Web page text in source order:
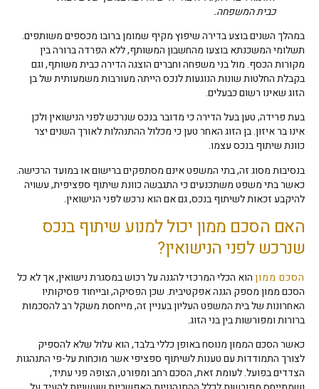
כבית המשפחה.
במהלך השנים בוצע בדירה שיפוץ מקיף שמומן ברובו מכספים משותפים.
תשלומי המשכנתא בוצעו מהחשבון המשותף, ללא הפרדה ברורה בין
מקורות הכסף. מול בני משפחה וחברים הוצגה הדירה כבית משותף, וגם
בקבלת החלטות שונות הנוגעות לנכס הייתה מעורבות משמעותית של בן
הזוג שאינו רשום כבעלים.
בעת פרידה, טען בעל הדירה כי מדובר בנכס שנרכש לפני הנישואין ולכן
אינו בר איזון. בן הזוג האחר טען כי מכלול ההתנהלות לאורך השנים יצר
כוונת שיתוף בנכס עצמו.
בנסיבות מסוג זה, בתי המשפט אינם מסתפקים ברישום או במועד הרכישה.
כאשר בתי משפט משתכנעים כי התגבשה כוונת שיתוף ספציפית, עשויה
להיקבע זכאות לשיתוף בנכס, גם אם הוא נרכש לפני הנישואין.
האם הסכם ממון יכול למנוע שיתוף בנכס
שנרכש לפני הנישואין?
הסכם ממוןהוא הכלי המרכזי להגנה על רכוש במסגרת נישואין, אך לא כל
הסכם ממון מספק הגנה אפקטיבית. שכן הפסיקה, ובייחוד פסיקותיו
האחרונות של בית המשפט העליון בעניין זה, מייחסת משקל רב להסכמות
ברורות ומפורשות בין בני הזוג.
כאשר הסכם הממון מנוסח באופן כללי בלבד, הוא עלול שלא להספיק
לצורך התמודדות עם טענות לשיתוף ספציפי אשר מוכחות על-פי התנהגות
הצדדים בפועל. לעומת זאת, הסכם רחב ומפורט, הצופה פני עתיד,